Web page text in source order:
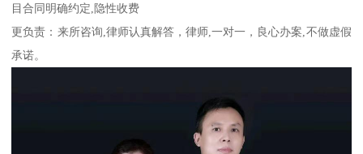
目合同明确约定,隐性收费
更负责：来所咨询,律师认真解答，律师,一对一，良心办案,不做虚假
承诺。